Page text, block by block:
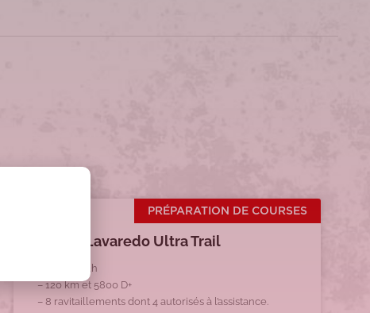
PRÉPARATION DE COURSES
2024 – Lavaredo Ultra Trail
Départ à 23h
– 120 km et 5800 D+
– 8 ravitaillements dont 4 autorisés à l’assistance.